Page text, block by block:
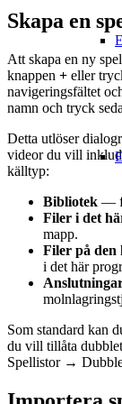
Skapa en
Att skapa en ny
knappen + eller
navigeringsfältet
namn och tryck
Detta utlöser
videor du vill
källtyp:
Bibliotek —
Filer i det
mapp.
Filer på den
i det här
Som standard kan
du vill tillåta
Spellistor →